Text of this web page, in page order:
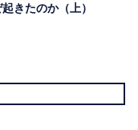
きたのか（上）